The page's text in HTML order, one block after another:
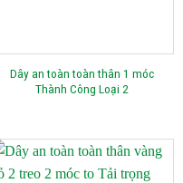
Dây an toàn toàn thân 1 móc
Thành Công Loại 2